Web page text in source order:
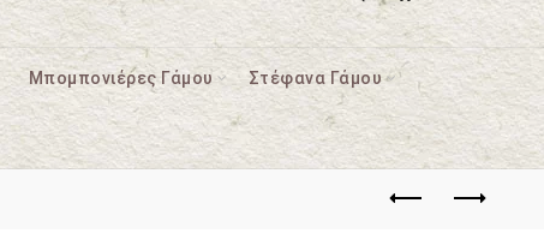
Μπομπονιέρες Γάμου Στέφανα Γάμου